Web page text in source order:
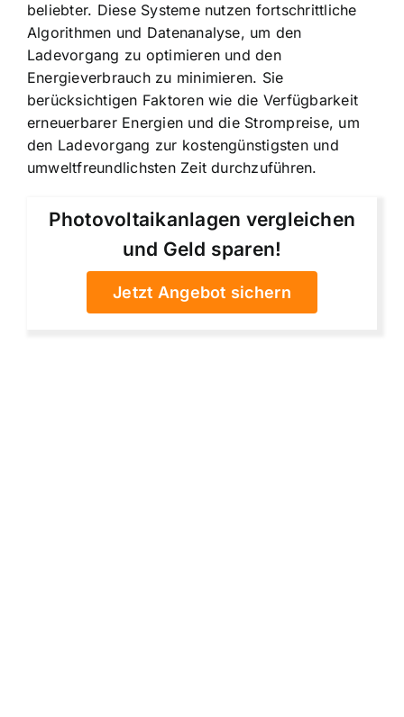
beliebter. Diese Systeme nutzen fortschrittliche
Algorithmen und Datenanalyse, um den
Ladevorgang zu optimieren und den
Energieverbrauch zu minimieren. Sie
berücksichtigen Faktoren wie die Verfügbarkeit
erneuerbarer Energien und die Strompreise, um
den Ladevorgang zur kostengünstigsten und
umweltfreundlichsten Zeit durchzuführen.
Photovoltaikanlagen vergleichen
und Geld sparen!
Jetzt Angebot sichern